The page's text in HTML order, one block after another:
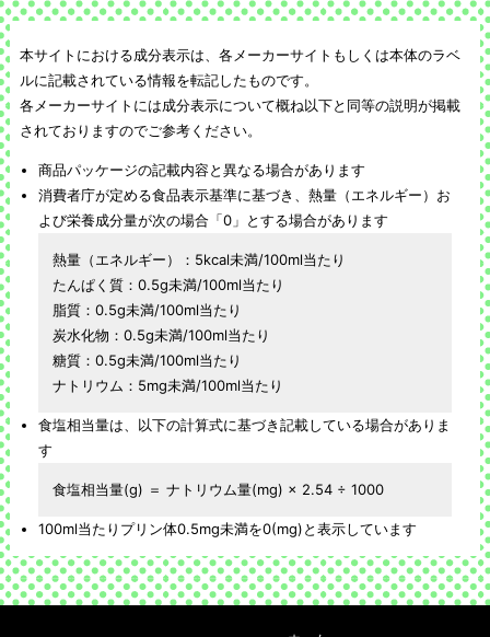
本サイトにおける成分表示は、各メーカーサイトもしくは本体のラベ
ルに記載されている情報を転記したものです。
各メーカーサイトには成分表示について概ね以下と同等の説明が掲載
されておりますのでご参考ください。
商品パッケージの記載内容と異なる場合があります
消費者庁が定める食品表示基準に基づき、熱量（エネルギー）お
よび栄養成分量が次の場合「0」とする場合があります
熱量（エネルギー）：5kcal未満/100ml当たり
たんぱく質：0.5g未満/100ml当たり
脂質：0.5g未満/100ml当たり
炭水化物：0.5g未満/100ml当たり
糖質：0.5g未満/100ml当たり
ナトリウム：5mg未満/100ml当たり
食塩相当量は、以下の計算式に基づき記載している場合がありま
す
食塩相当量(g) ＝ ナトリウム量(mg) × 2.54 ÷ 1000
100ml当たりプリン体0.5mg未満を0(mg)と表示しています